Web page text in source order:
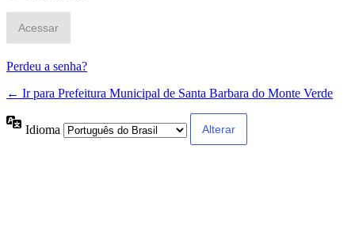
Perdeu a senha?
← Ir para Prefeitura Municipal de Santa Barbara do Monte Verde
Idioma